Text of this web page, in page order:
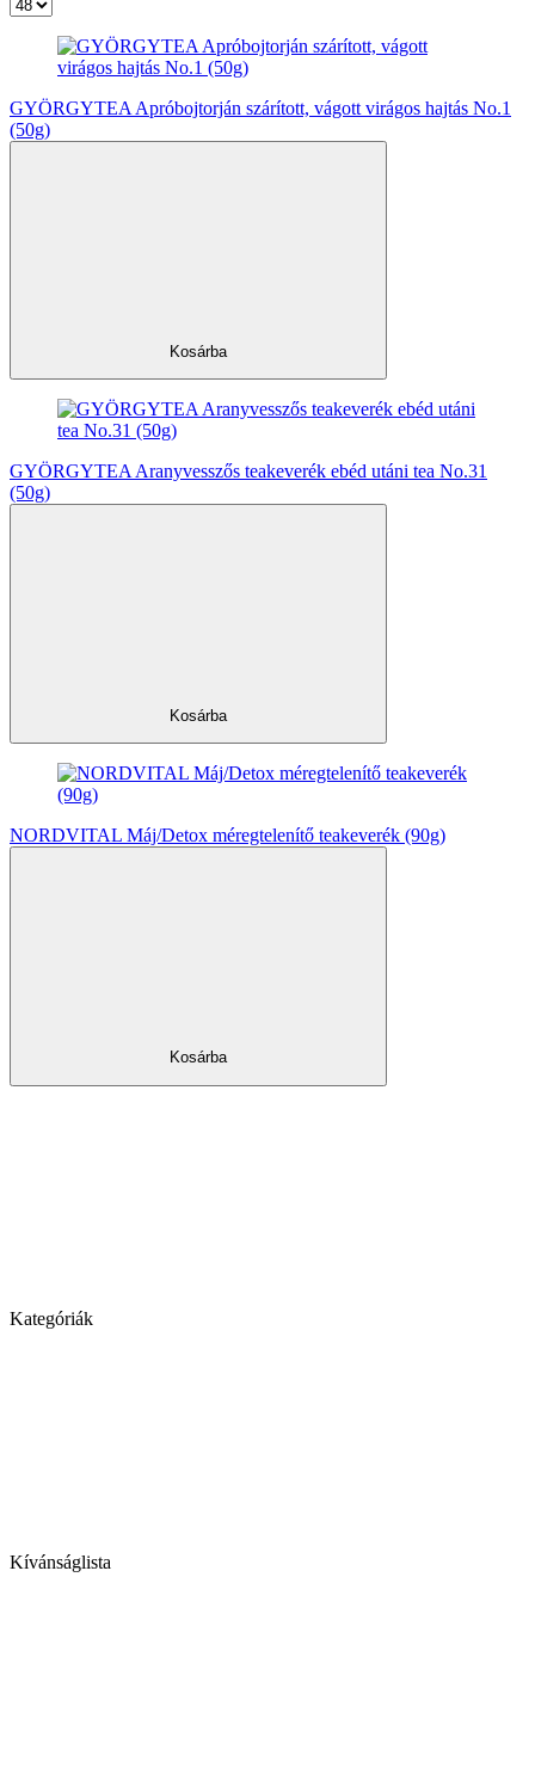
GYÖRGYTEA Apróbojtorján szárított, vágott virágos hajtás No.1
(50g)
Kosárba
GYÖRGYTEA Aranyvesszős teakeverék ebéd utáni tea No.31
(50g)
Kosárba
NORDVITAL Máj/Detox méregtelenítő teakeverék (90g)
Kosárba
Kategóriák
Kívánságlista